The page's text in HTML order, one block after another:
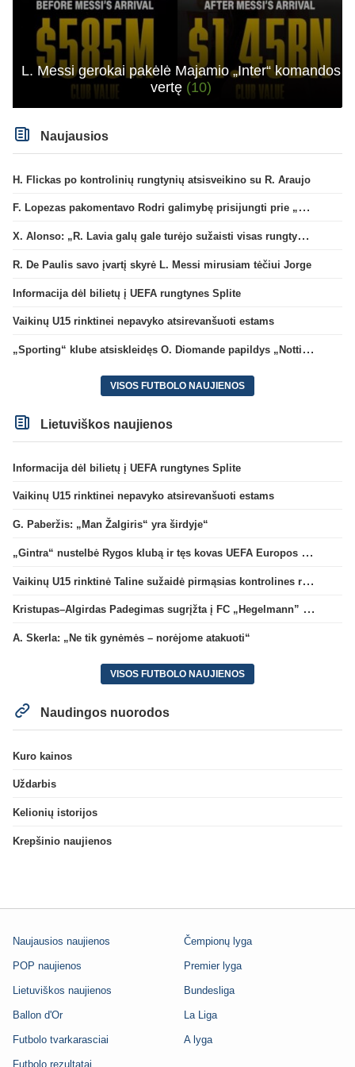
L. Messi gerokai pakėlė Majamio „Inter“ komandos
vertę (10)
Naujausios
H. Flickas po kontrolinių rungtynių atsisveikino su R. Araujo
F. Lopezas pakomentavo Rodri galimybę prisijungti prie „Barcelona“ ekipos
X. Alonso: „R. Lavia galų gale turėjo sužaisti visas rungtynes“
R. De Paulis savo įvartį skyrė L. Messi mirusiam tėčiui Jorge
Informacija dėl bilietų į UEFA rungtynes Splite
Vaikinų U15 rinktinei nepavyko atsirevanšuoti estams
„Sporting“ klube atsiskleidęs O. Diomande papildys „Nottingham“ gretas
VISOS FUTBOLO NAUJIENOS
Lietuviškos naujienos
Informacija dėl bilietų į UEFA rungtynes Splite
Vaikinų U15 rinktinei nepavyko atsirevanšuoti estams
G. Paberžis: „Man Žalgiris“ yra širdyje“
„Gintra“ nustelbė Rygos klubą ir tęs kovas UEFA Europos taurės atrankoje
Vaikinų U15 rinktinė Taline sužaidė pirmąsias kontrolines rungtynes
Kristupas–Algirdas Padegimas sugrįžta į FC „Hegelmann” B sudėtį
A. Skerla: „Ne tik gynėmės – norėjome atakuoti“
VISOS FUTBOLO NAUJIENOS
Naudingos nuorodos
Kuro kainos
Uždarbis
Kelionių istorijos
Krepšinio naujienos
Naujausios naujienos
POP naujienos
Lietuviškos naujienos
Ballon d'Or
Futbolo tvarkarasciai
Futbolo rezultatai
Čempionų lyga
Premier lyga
Bundesliga
La Liga
A lyga